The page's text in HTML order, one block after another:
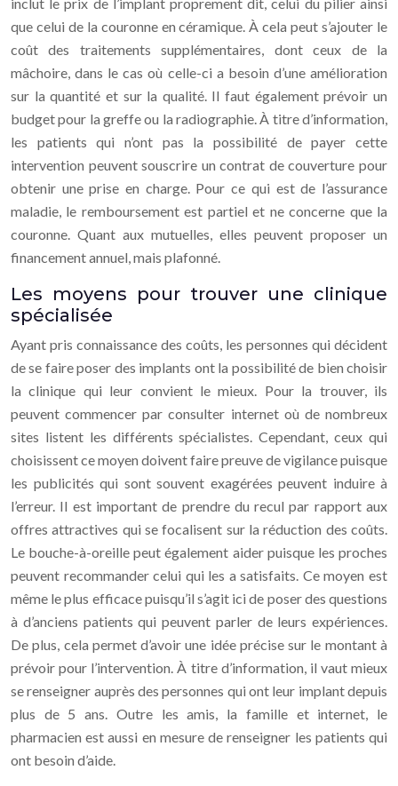
que celui de la couronne en céramique. À cela peut s’ajouter le
coût des traitements supplémentaires, dont ceux de la
mâchoire, dans le cas où celle-ci a besoin d’une amélioration
sur la quantité et sur la qualité. Il faut également prévoir un
budget pour la greffe ou la radiographie. À titre d’information,
les patients qui n’ont pas la possibilité de payer cette
intervention peuvent souscrire un contrat de couverture pour
obtenir une prise en charge. Pour ce qui est de l’assurance
maladie, le remboursement est partiel et ne concerne que la
couronne. Quant aux mutuelles, elles peuvent proposer un
financement annuel, mais plafonné.
Les moyens pour trouver une clinique
spécialisée
Ayant pris connaissance des coûts, les personnes qui décident
de se faire poser des implants ont la possibilité de bien choisir
la clinique qui leur convient le mieux. Pour la trouver, ils
peuvent commencer par consulter internet où de nombreux
sites listent les différents spécialistes. Cependant, ceux qui
choisissent ce moyen doivent faire preuve de vigilance puisque
les publicités qui sont souvent exagérées peuvent induire à
l’erreur. Il est important de prendre du recul par rapport aux
offres attractives qui se focalisent sur la réduction des coûts.
Le bouche-à-oreille peut également aider puisque les proches
peuvent recommander celui qui les a satisfaits. Ce moyen est
même le plus efficace puisqu’il s’agit ici de poser des questions
à d’anciens patients qui peuvent parler de leurs expériences.
De plus, cela permet d’avoir une idée précise sur le montant à
prévoir pour l’intervention. À titre d’information, il vaut mieux
se renseigner auprès des personnes qui ont leur implant depuis
plus de 5 ans. Outre les amis, la famille et internet, le
pharmacien est aussi en mesure de renseigner les patients qui
ont besoin d’aide.